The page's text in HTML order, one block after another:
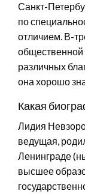
Санкт-
по
отличием. В-
общественной
различных
она хорошо
Какая
Лидия
ведущая,
Ленинграде
высшее